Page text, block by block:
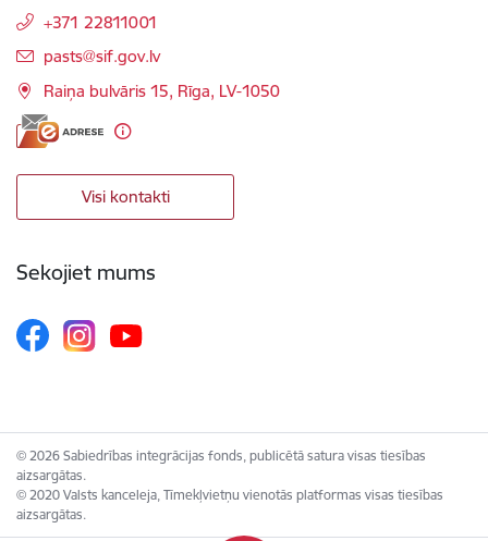
+371 22811001
E-pasts:
pasts@sif.gov.lv
Raiņa bulvāris 15, Rīga, LV-1050
Visi kontakti
Sekojiet mums
© 2026 Sabiedrības integrācijas fonds, publicētā satura visas tiesības
aizsargātas.
© 2020 Valsts kanceleja, Tīmekļvietņu vienotās platformas visas tiesības
aizsargātas.